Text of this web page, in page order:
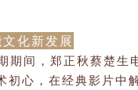
化新发展
间，郑正秋蔡楚生
初心，在经典影片中